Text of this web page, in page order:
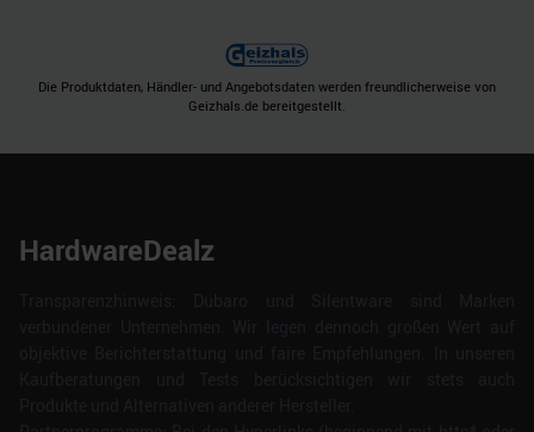
Die Produktdaten, Händler- und Angebotsdaten werden freundlicherweise von
Geizhals.de bereitgestellt.
HardwareDealz